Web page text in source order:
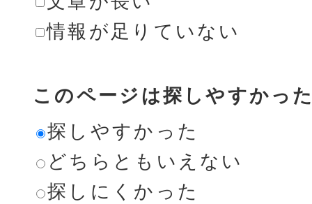
情報が足りていない
このページは探しやすかっ
探しやすかった
どちらともいえない
探しにくかった